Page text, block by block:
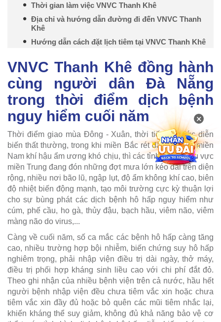
Thời gian làm việc VNVC Thanh Khê
Địa chỉ và hướng dẫn đường đi đến VNVC Thanh
Khê
Hướng dẫn cách đặt lịch tiêm tại VNVC Thanh Khê
VNVC Thanh Khê đồng hành
cùng người dân Đà Nẵng
trong thời điểm dịch bệnh
nguy hiểm cuối năm
Thời điểm giao mùa Đông - Xuân, thời tiết cả nước diễn
biến thất thường, trong khi miền Bắc rét đậm rét hại, miền
Nam khí hậu ẩm ương khó chịu, thì các tỉnh, thành khu vực
miền Trung đang đón những đợt mưa lớn kéo dài trên diện
rộng, nhiều nơi bão lũ, ngập lụt, độ ẩm không khí cao, biên
độ nhiệt biến động mạnh, tạo môi trường cực kỳ thuận lợi
cho sự bùng phát các dịch bệnh hô hấp nguy hiểm như
cúm, phế cầu, ho gà, thủy đậu, bạch hầu, viêm não, viêm
màng não do virus,...
Càng về cuối năm, số ca mắc các bệnh hô hấp càng tăng
cao, nhiều trường hợp bội nhiễm, biến chứng suy hô hấp
nghiêm trọng, phải nhập viện điều trị dài ngày, thở máy,
điều trị phối hợp kháng sinh liều cao với chi phí đắt đỏ.
Theo ghi nhận của nhiều bệnh viện trên cả nước, hầu hết
người bệnh nhập viện đều chưa tiêm vắc xin hoặc chưa
tiêm vắc xin đầy đủ hoặc bỏ quên các mũi tiêm nhắc lại,
khiến kháng thể suy giảm, không đủ khả năng bảo vệ cơ
×